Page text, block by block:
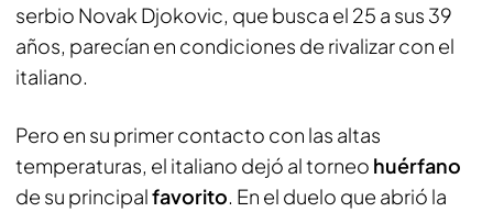
serbio Novak Djokovic, que busca el 25 a sus 39
años, parecían en condiciones de rivalizar con el
italiano.
Pero en su primer contacto con las altas
temperaturas, el italiano dejó al torneo huérfano
de su principalfavorito. En el duelo que abrió la